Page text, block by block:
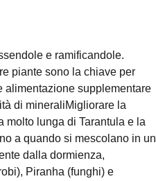
e ramificandole.
piante sono la chiave per
alimentazione supplementare
di mineraliMigliorare la
molto lunga di Tarantula e la
a quando si mescolano in un
dalla dormienza,
Piranha (funghi) e